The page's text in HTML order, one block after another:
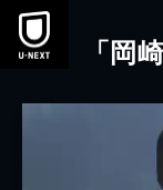
本文へスキップ
「岡